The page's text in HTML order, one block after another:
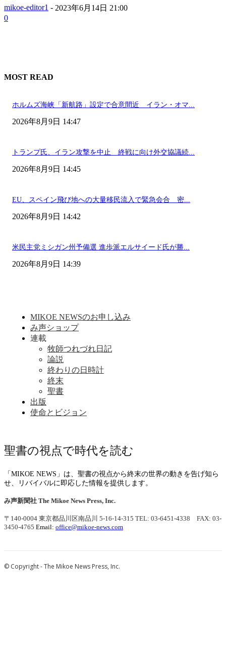
mikoe-editor1 - 2023年6月14日 21:00
0
MOST READ
ホルムズ海峡「新航路」設定で合意間近 イラン・オマ...
2026年8月9日 14:47
トランプ氏、イラン攻撃を中止 終戦に向け外交協議続...
2026年8月9日 14:45
EU、スペイン飛び地への大量移民流入で緊急会合 密...
2026年8月9日 14:42
米民主党ミシガン州予備選 進歩派エルサイード氏が勝...
2026年8月9日 14:39
MIKOE NEWSのお申し込み
み声ショップ
連載
牧師つれづれ日記
論説
終わりの日時計
終末
聖書
出版
使命とビジョン
聖書の視点で時代を読む
「MIKOE NEWS」は、聖書の視点から終末の世界の動きを告げ知ら
せ、リバイバルに即応した情報を提供します。
み声新聞社 The Mikoe News Press, Inc.
〒140-0004 東京都品川区南品川 5-16-14-315 TEL: 03-6451-4338 FAX: 03-
3450-4765 Email: office@mikoe-news.com
© Copyright - The Mikoe News Press, Inc.